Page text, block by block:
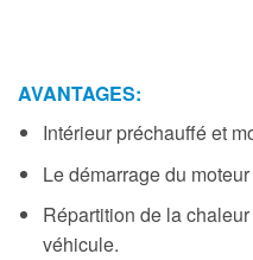
AVANTAGES:
Intérieur préchauffé et
Le démarrage du
Répartition de la
véhicule.